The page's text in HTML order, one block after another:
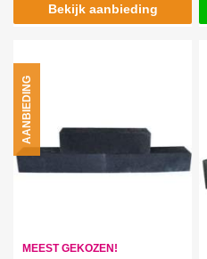
Bekijk aanbieding
MEEST GEKOZEN!
AANBIEDING